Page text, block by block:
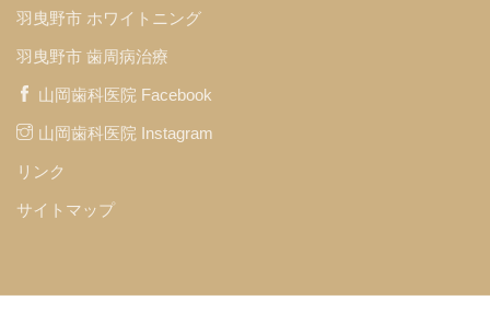
羽曳野市 ホワイトニング
羽曳野市 歯周病治療
山岡歯科医院 Facebook
山岡歯科医院 Instagram
リンク
サイトマップ